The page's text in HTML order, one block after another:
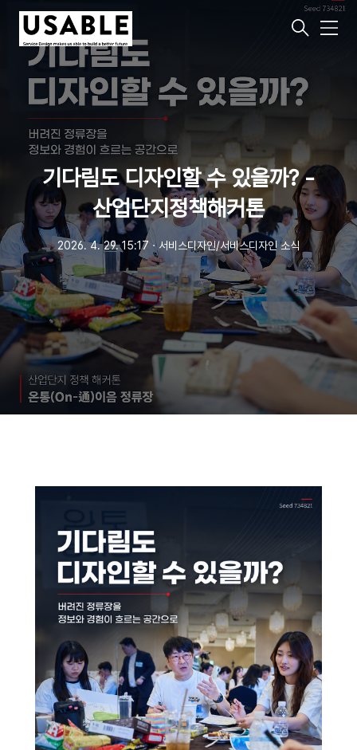
메
기다림도 디자인할 수 있을까? -
산업단지정책해커톤
2026. 4. 29. 15:17 ㆍ서비스디자인/서비스디자인 소식